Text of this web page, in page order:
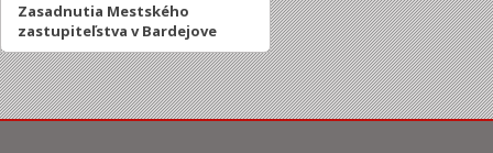
Zasadnutia Mestského
zastupiteľstva v Bardejove